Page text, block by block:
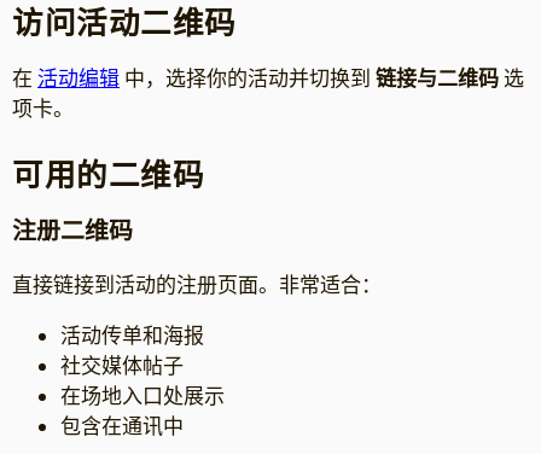
访问活动二维码
在 活动编辑 中，选择你的活动并切换到 链接与二维码 选
项卡。
可用的二维码
注册二维码
直接链接到活动的注册页面。非常适合：
活动传单和海报
社交媒体帖子
在场地入口处展示
包含在通讯中